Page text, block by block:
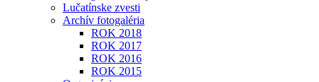
Lučatínske zvesti
Archív fotogaléria
ROK 2018
ROK 2017
ROK 2016
ROK 2015